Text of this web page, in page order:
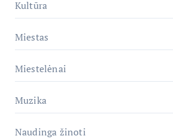
Kultūra
Miestas
Miestelėnai
Muzika
Naudinga žinoti